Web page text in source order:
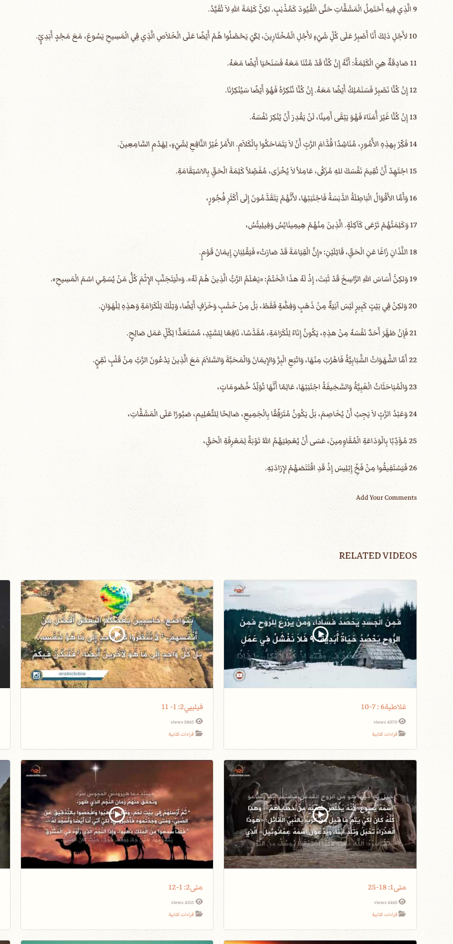
9 الَّذِي فِيهِ أَحْتَمِلُ الْمَشَقَّاتِ حَتَّى الْقُيُودَ كَمُذْنِبٍ. لكِنَّ كَلِمَةَ اللهِ لاَ تُقَيَّدُ.
10 لأَجْلِ ذلِكَ أَنَا أَصْبِرُ عَلَى كُلِّ شَيْءٍ لأَجْلِ الْمُخْتَارِينَ، لِكَيْ يَحْصُلُوا هُمْ أَيْضًا عَلَى الْخَلاَصِ الَّذِي فِي الْمَسِيحِ يَسُوعَ، مَعَ مَجْدٍ أَبَدِيٍّ.
11 صَادِقَةٌ هِيَ الْكَلِمَةُ: أَنَّهُ إِنْ كُنَّا قَدْ مُتْنَا مَعَهُ فَسَنَحْيَا أَيْضًا مَعَهُ.
12 إِنْ كُنَّا نَصْبِرُ فَسَنَمْلِكُ أَيْضًا مَعَهُ. إِنْ كُنَّا نُنْكِرُهُ فَهُوَ أَيْضًا سَيُنْكِرُنَا.
13 إِنْ كُنَّا غَيْرَ أُمَنَاءَ فَهُوَ يَبْقَى أَمِينًا، لَنْ يَقْدِرَ أَنْ يُنْكِرَ نَفْسَهُ.
14 فَكِّرْ بِهذِهِ الأُمُورِ، مُنَاشِدًا قُدَّامَ الرَّبِّ أَنْ لاَ يَتَمَاحَكُوا بِالْكَلاَمِ. الأَمْرُ غَيْرُ النَّافِعِ لِشَيْءٍ، لِهَدْمِ السَّامِعِينَ.
15 اجْتَهِدْ أَنْ تُقِيمَ نَفْسَكَ للهِ مُزَكُى، عَامِلاً لاَ يُخْزَى، مُفَصِّلاً كَلِمَةَ الْحَقِّ بِالاسْتِقَامَةِ.
16 وَأَمَّا الأَقْوَالُ الْبَاطِلَةُ الدَّنِسَةُ فَاجْتَنِبْهَا، لأَنَّهُمْ يَتَقَدَّمُونَ إِلَى أَكْثَرِ فُجُورٍ،
17 وَكَلِمَتُهُمْ تَرْعَى كَآكِلَةٍ. الَّذِينَ مِنْهُمْ هِيمِينَايُسُ وَفِيلِيتُسُ،
18 اللَّذَانِ زَاغَا عَنِ الْحَقِّ، قَائِلَيْنِ: «إِنَّ الْقِيَامَةَ قَدْ صَارَتْ» فَيَقْلِبَانِ إِيمَانَ قَوْمٍ.
19 وَلكِنَّ أَسَاسَ اللهِ الرَّاسِخَ قَدْ ثَبَتَ، إِذْ لَهُ هذَا الْخَتْمُ: «يَعْلَمُ الرَّبُّ الَّذِينَ هُمْ لَهُ». وَ«لْيَتَجَنَّبِ الإِثْمَ كُلُّ مَنْ يُسَمِّي اسْمَ الْمَسِيحِ».
20 وَلكِنْ فِي بَيْتٍ كَبِيرٍ لَيْسَ آنِيَةٌ مِنْ ذَهَبٍ وَفِضَّةٍ فَقَطْ، بَلْ مِنْ خَشَبٍ وَخَزَفٍ أَيْضًا، وَتِلْكَ لِلْكَرَامَةِ وَهذِهِ لِلْهَوَانِ.
21 فَإِنْ طَهَّرَ أَحَدٌ نَفْسَهُ مِنْ هذِهِ، يَكُونُ إِنَاءً لِلْكَرَامَةِ، مُقَدَّسًا، نَافِعًا لِلسَّيِّدِ، مُسْتَعَدًّا لِكُلِّ عَمَل صَالِحٍ.
22 أَمَّا الشَّهَوَاتُ الشَّبَابِيَّةُ فَاهْرُبْ مِنْهَا، وَاتْبَعِ الْبِرَّ وَالإِيمَانَ وَالْمَحَبَّةَ وَالسَّلاَمَ مَعَ الَّذِينَ يَدْعُونَ الرَّبَّ مِنْ قَلْبٍ نَقِيٍّ.
23 وَالْمُبَاحَثَاتُ الْغَبِيَّةُ وَالسَّخِيفَةُ اجْتَنِبْهَا، عَالِمًا أَنَّهَا تُوَلِّدُ خُصُومَاتٍ،
24 وَعَبْدُ الرَّبِّ لاَ يَجِبُ أَنْ يُخَاصِمَ، بَلْ يَكُونُ مُتَرَفِّقًا بِالْجَمِيعِ، صَالِحًا لِلتَّعْلِيمِ، صَبُورًا عَلَى الْمَشَقَّاتِ،
25 مُؤَدِّبًا بِالْوَدَاعَةِ الْمُقَاوِمِينَ، عَسَى أَنْ يُعْطِيَهُمُ اللهُ تَوْبَةً لِمَعْرِفَةِ الْحَقِّ،
26 فَيَسْتَفِيقُوا مِنْ فَخِّ إِبْلِيسَ إِذْ قَدِ اقْتَنَصَهُمْ لإِرَادَتِهِ.
Add Your Comments
RELATED VIDEOS
غلاطية6 : 7-10
4370 views
قراءات كتابية
فيليبي2: 1- 11
قراءات كتابية
متى1: 18-25
4465 views
قراءات كتابية
متى2: 1-12
قراءات كتابية